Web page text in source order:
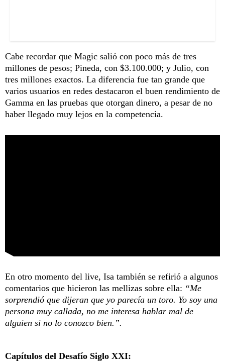
Cabe recordar que Magic salió con poco más de tres
millones de pesos; Pineda, con $3.100.000; y Julio, con
tres millones exactos. La diferencia fue tan grande que
varios usuarios en redes destacaron el buen rendimiento de
Gamma en las pruebas que otorgan dinero, a pesar de no
haber llegado muy lejos en la competencia.
En otro momento del live, Isa también se refirió a algunos
comentarios que hicieron las mellizas sobre ella: “Me
sorprendió que dijeran que yo parecía un toro. Yo soy una
persona muy callada, no me interesa hablar mal de
alguien si no lo conozco bien.”.
Capítulos del Desafío Siglo XXI: